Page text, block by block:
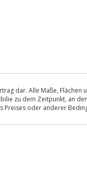
dar. Alle Maße,
zu dem Zeitpunkt, an
oder anderer